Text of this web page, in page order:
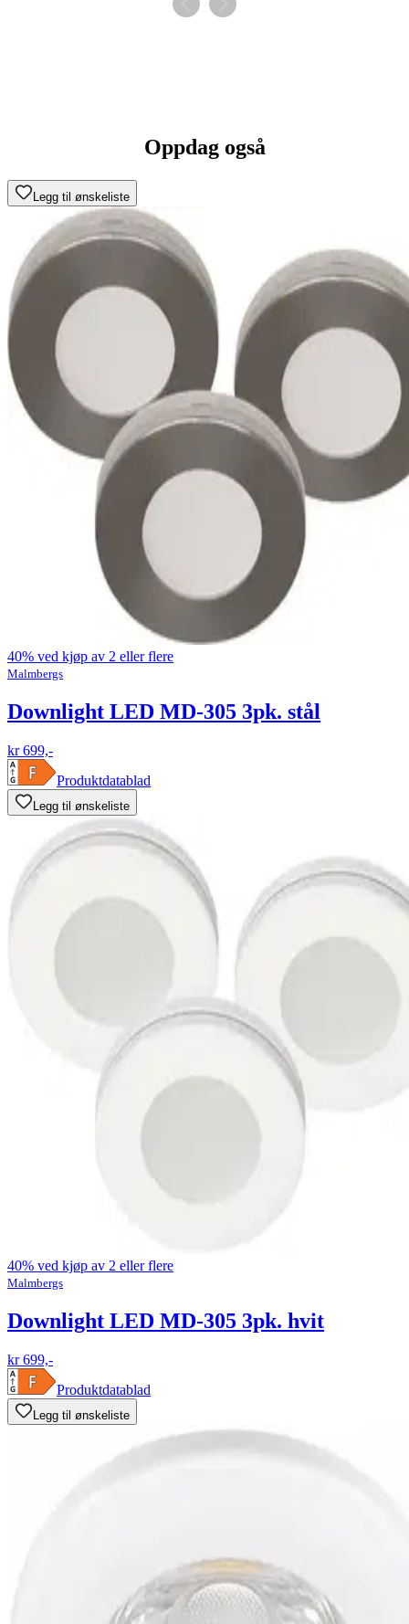
Oppdag også
Legg til ønskeliste
40% ved kjøp av 2 eller flere
Malmbergs
Downlight LED MD-305 3pk. stål
kr 699,-
Produktdatablad
Legg til ønskeliste
40% ved kjøp av 2 eller flere
Malmbergs
Downlight LED MD-305 3pk. hvit
kr 699,-
Produktdatablad
Legg til ønskeliste